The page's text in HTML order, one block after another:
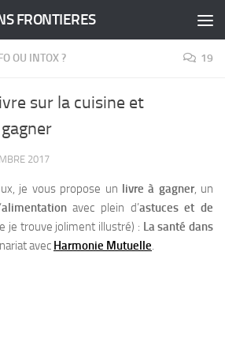
FRONTIERES
OU INTOX ? 19
sur la cuisine et
2017
je vous propose un livre à gagner, un
alimentationavec plein d’astuces et de
je trouve joliment illustré) : La santé dans
avec Harmonie Mutuelle.